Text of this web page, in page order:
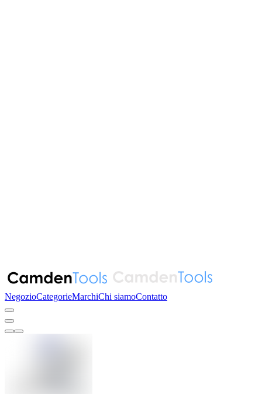
NegozioCategorieMarchiChi siamoContatto